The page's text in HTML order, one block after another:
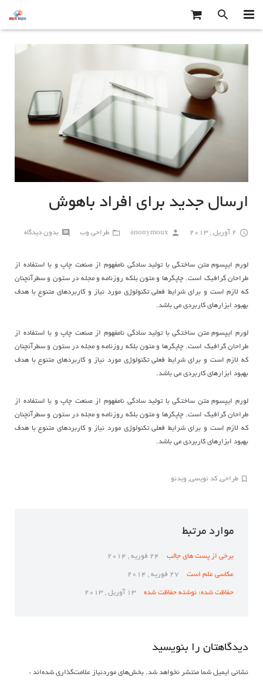
صفحه اصلی
محصولات سرما گرم
درباره ما
تماس با ما
ارسال جدید برای افراد باهوش
2 آوریل , 2013 anonymoux طراحی وب بدون دیدگاه
لورم ایپسوم متن ساختگی با تولید سادگی نامفهوم از صنعت چاپ و با استفاده از
طراحان گرافیک است. چاپگرها و متون بلکه روزنامه و مجله در ستون و سطرآنچنان
که لازم است و برای شرایط فعلی تکنولوژی مورد نیاز و کاربردهای متنوع با هدف
بهبود ابزارهای کاربردی می باشد.
لورم ایپسوم متن ساختگی با تولید سادگی نامفهوم از صنعت چاپ و با استفاده از
طراحان گرافیک است. چاپگرها و متون بلکه روزنامه و مجله در ستون و سطرآنچنان
که لازم است و برای شرایط فعلی تکنولوژی مورد نیاز و کاربردهای متنوع با هدف
بهبود ابزارهای کاربردی می باشد.
لورم ایپسوم متن ساختگی با تولید سادگی نامفهوم از صنعت چاپ و با استفاده از
طراحان گرافیک است. چاپگرها و متون بلکه روزنامه و مجله در ستون و سطرآنچنان
که لازم است و برای شرایط فعلی تکنولوژی مورد نیاز و کاربردهای متنوع با هدف
بهبود ابزارهای کاربردی می باشد.
طراحی, کد نویسی, ویدئو
موارد مرتبط
برخی از پست های جالب 24 فوریه , 2014
عکاسی علم است 27 فوریه , 2014
حفاظت شده: نوشته حفاظت شده 13 آوریل , 2013
دیدگاهتان را بنویسید
نشانی ایمیل شما منتشر نخواهد شد. بخش‌های موردنیاز علامت‌گذاری شده‌اند *